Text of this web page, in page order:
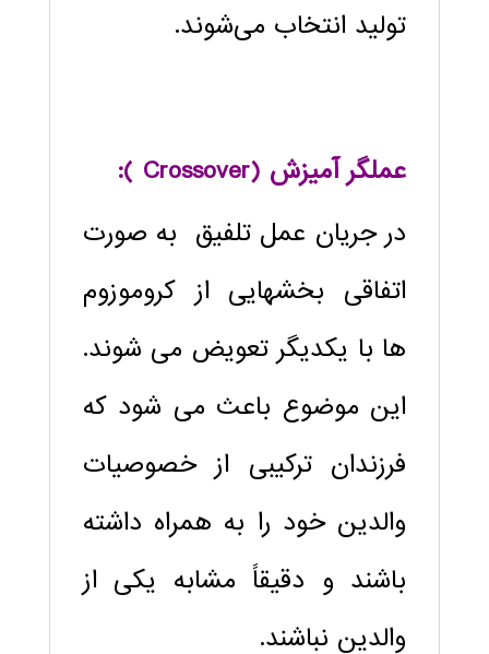
تولید انتخاب می‌شوند.
عملگر آميزش (Crossover ):
در جریان عمل تلفیق به صورت
اتفاقی بخشهایی از کروموزوم
ها با یکدیگر تعویض می شوند.
این موضوع باعث می شود که
فرزندان ترکیبی از خصوصیات
والدین خود را به همراه داشته
باشند و دقیقاً مشابه یکی از
والدین نباشند.